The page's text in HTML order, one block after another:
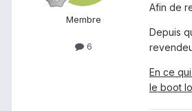
Membre
6
Afin de
Depuis
En ce
le boot